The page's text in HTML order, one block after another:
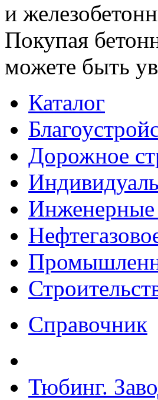
и
Покупая
можете быть
Каталог
Дорожное
Инженерные
Справочник
Тюбинг.